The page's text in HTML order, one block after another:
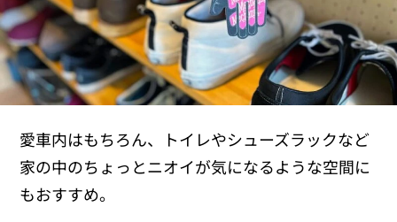
愛車内はもちろん、トイレやシューズラックなど
家の中のちょっとニオイが気になるような空間に
もおすすめ。